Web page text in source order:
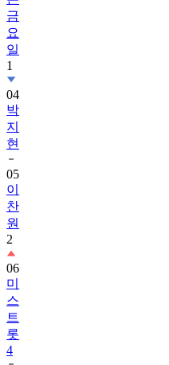
금
요
일
1
04
박
지
현
05
이
찬
원
2
06
미
스
트
롯
4